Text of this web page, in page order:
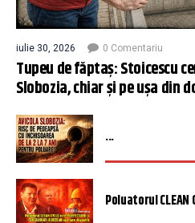
iulie 30, 2026 0 Comentariu
Tupeu de făptaș: Stoicescu
Slobozia, chiar și pe ușa din
...
Poluatorul